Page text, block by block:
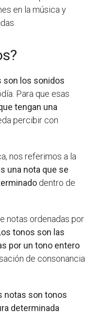
en la música y
son los sonidos
Para que esas
tengan una
percibir con
nos referimos a la
una nota que se
dentro de
notas ordenadas por
tonos son las
por un tono entero
de consonancia
notas son tonos
determinada